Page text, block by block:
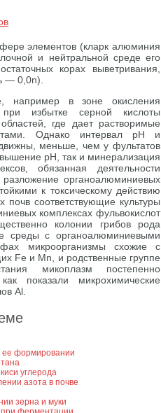
элементов (кларк алюминия
и нейтральной среде его
корах выветривания,
— 0,0n).
например в зоне окисления
избытке серной кислоты
где дает растворимые
Однако интервал pH и
меньше, чем у фультатов
pH, так и минерализация
обязанная деятельности
органоалюминиевых
к токсическому действию
соответствующие культуры
комплексах фульвокислот
колонии грибов рода
среды с органоалюминиевыми
микроорганизмы схожие с
Fe и Mn, и родственные группе
микоплазм постепенно
показали микрохимические
Аl.
ее формировании
углерода
азота в почве
зерна и муки